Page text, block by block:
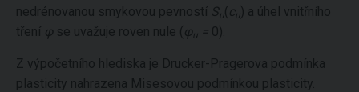
nedrénovanou smykovou pevností Su( c u) a úhel vnitřního
tření φ se uvažuje roven nule ( φu 0).
Z výpočetního hlediska je Drucker-Pragerova podmínka
plasticity nahrazena Misesovou podmínkou plasticity.